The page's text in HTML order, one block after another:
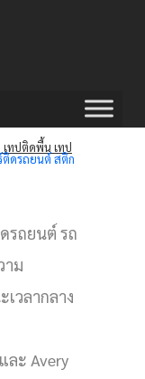
ทปติดพื้น เทป
ติดรถยนต์ สติก
รถยนต์ รถ
าม
วลากลาง
ละ Avery